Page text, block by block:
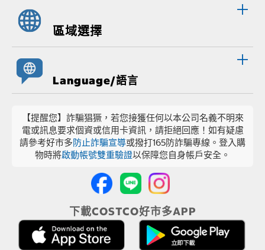
區域選擇
Language/語言
【提醒您】詐騙猖獗，若您接獲任何以本公司名義不明來
電或訊息要求個資或信用卡資訊，請拒絕回應！如有疑慮
請參考好市多防止詐騙宣導或撥打165防詐騙專線。登入購
物時將啟動帳號雙重驗證以保障您自身帳戶安全。
下載COSTCO好市多APP